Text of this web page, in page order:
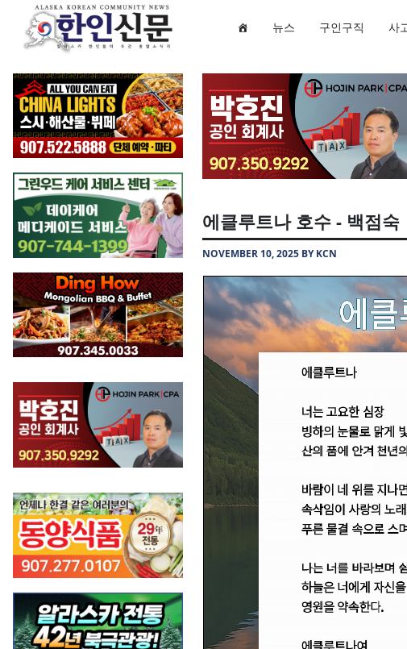
뉴스 구인구직 사
에클루트나 호수 - 백점숙
NOVEMBER 10, 2025 BY KCN